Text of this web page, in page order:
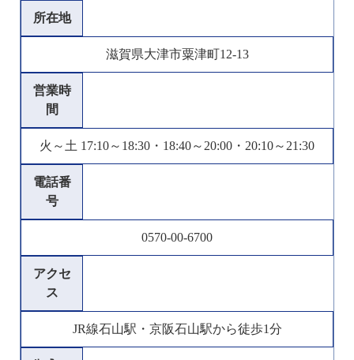
所在地
滋賀県大津市粟津町12-13
営業時
間
火～土 17:10～18:30・18:40～20:00・20:10～21:30
電話番
号
0570-00-6700
アクセ
ス
JR線石山駅・京阪石山駅から徒歩1分